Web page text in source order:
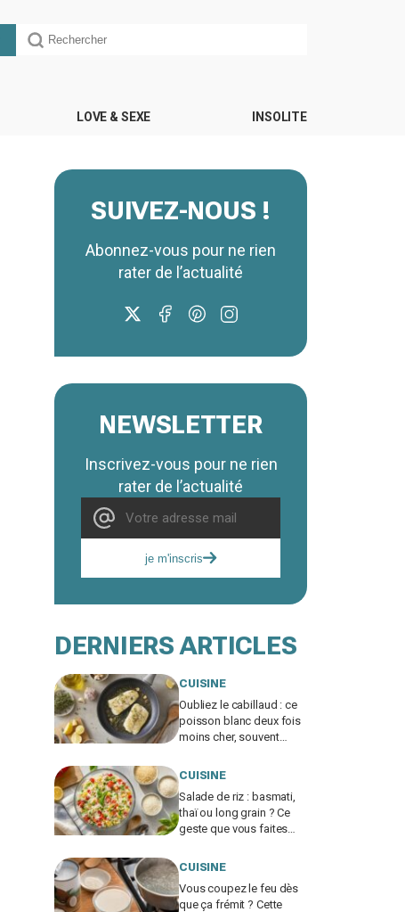
LOVE & SEXE INSOLITE
SUIVEZ-NOUS !
Abonnez-vous pour ne rien
rater de l’actualité
NEWSLETTER
Inscrivez-vous pour ne rien
rater de l’actualité
je m'inscris
DERNIERS ARTICLES
CUISINE
Oubliez le cabillaud : ce
poisson blanc deux fois
moins cher, souvent
autant
CUISINE
Salade de riz : basmati,
thaï ou long grain ? Ce
geste que vous faites
me l’a interdit
CUISINE
Vous coupez le feu dès
que ça frémit ? Cette